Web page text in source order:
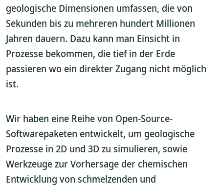
geologische Dimensionen umfassen, die von
Sekunden bis zu mehreren hundert Millionen
Jahren dauern. Dazu kann man Einsicht in
Prozesse bekommen, die tief in der Erde
passieren wo ein direkter Zugang nicht möglich
ist.
Wir haben eine Reihe von Open-Source-
Softwarepaketen entwickelt, um geologische
Prozesse in 2D und 3D zu simulieren, sowie
Werkzeuge zur Vorhersage der chemischen
Entwicklung von schmelzenden und